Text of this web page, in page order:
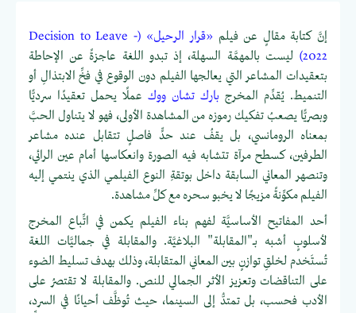
إنَّ كتابة مقالٍ عن فيلم
«قرار الرحيل» (Decision to Leave -
2022)
ليست بالمهمَّة السهلة، إذ تبدو اللغة عاجزةً عن الإحاطة
بتعقيدات المشاعر التي يعالجها الفيلم دون الوقوع في فخِّ الابتذالِ أو
التنميط. يُقدِّم المخرج بارك تشان ووك عملًا يحمل تعقيدًا سرديًّا
وبصريًّا يصعبُ تفكيك رموزه من المشاهدة الأولى، فهو لا يتناول الحبَّ
بمعناه الرومانسي، بل يقفُ عند حدٍّ فاصلٍ تتقابل عنده مشاعر
الطرفين، كسطح مرآة تتشابه فيه الصورة وانعكاسها أمام عين الرائي،
وتنصهر المعاني السابقة داخل بوتقةِ النوع الفيلمي الذي ينتمي إليه
الفيلم مكوِّنةً مزيجًا لا يخبو سحره مع كلِّ مشاهدة.
أحد المفاتيح الأساسيَّة لفهم بناء الفيلم يكمن في اتِّباع المخرج
لأسلوبٍ أشبه بــ"المقابلة" البلاغيَّة. والمقابلة في جماليَّات اللغة
تُستَخدم لخلقِ توازنٍ بين المعاني المتقابلة، وذلك بهدف تسليط الضوء
على التناقضات وتعزيز الأثر الجمالي للنص. والمقابلة لا تقتصرُ على
الأدب فحسب، بل تمتدُّ إلى السينما، حيث تُوظَّف أحيانًا في السرد،